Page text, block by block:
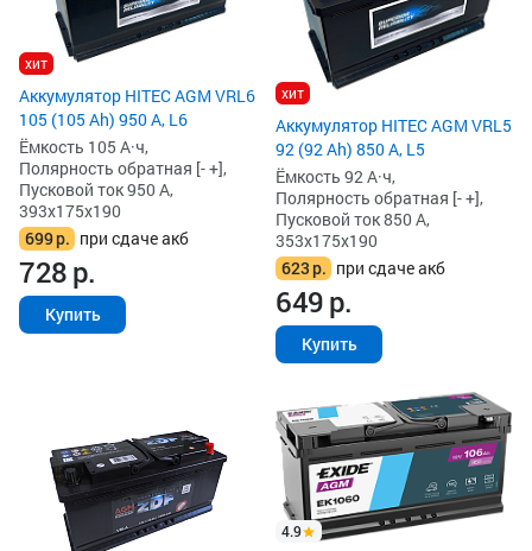
хит
Аккумулятор HITEC AGM VRL6
105 (105 Ah) 950 А, L6
Ёмкость 105 А·ч,
Полярность обратная [- +],
Пусковой ток 950 А,
393x175x190
699р. при сдаче акб
728р.
Купить
хит
Аккумулятор HITEC AGM VRL5
92 (92 Ah) 850 А, L5
Ёмкость 92 А·ч,
Полярность обратная [- +],
Пусковой ток 850 А,
353x175x190
623р. при сдаче акб
649р.
Купить
4.9